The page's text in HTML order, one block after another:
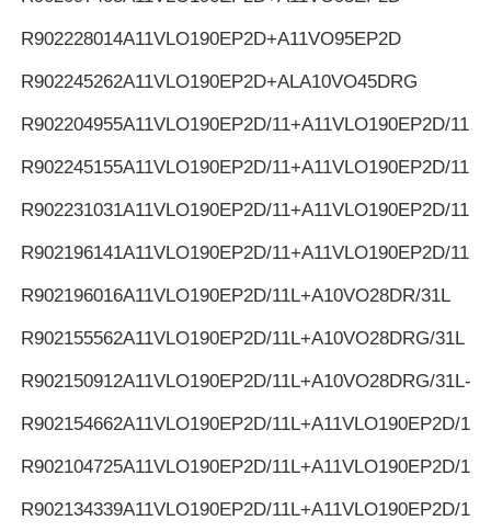
R902228014A11VLO190EP2D+A11VO95EP2D
R902245262A11VLO190EP2D+ALA10VO45DRG
R902204955A11VLO190EP2D/11+A11VLO190EP2D/11
R902245155A11VLO190EP2D/11+A11VLO190EP2D/11
R902231031A11VLO190EP2D/11+A11VLO190EP2D/11
R902196141A11VLO190EP2D/11+A11VLO190EP2D/11
R902196016A11VLO190EP2D/11L+A10VO28DR/31L
R902155562A11VLO190EP2D/11L+A10VO28DRG/31L
R902150912A11VLO190EP2D/11L+A10VO28DRG/31L-K
R902154662A11VLO190EP2D/11L+A11VLO190EP2D/11L
R902104725A11VLO190EP2D/11L+A11VLO190EP2D/11L
R902134339A11VLO190EP2D/11L+A11VLO190EP2D/11L